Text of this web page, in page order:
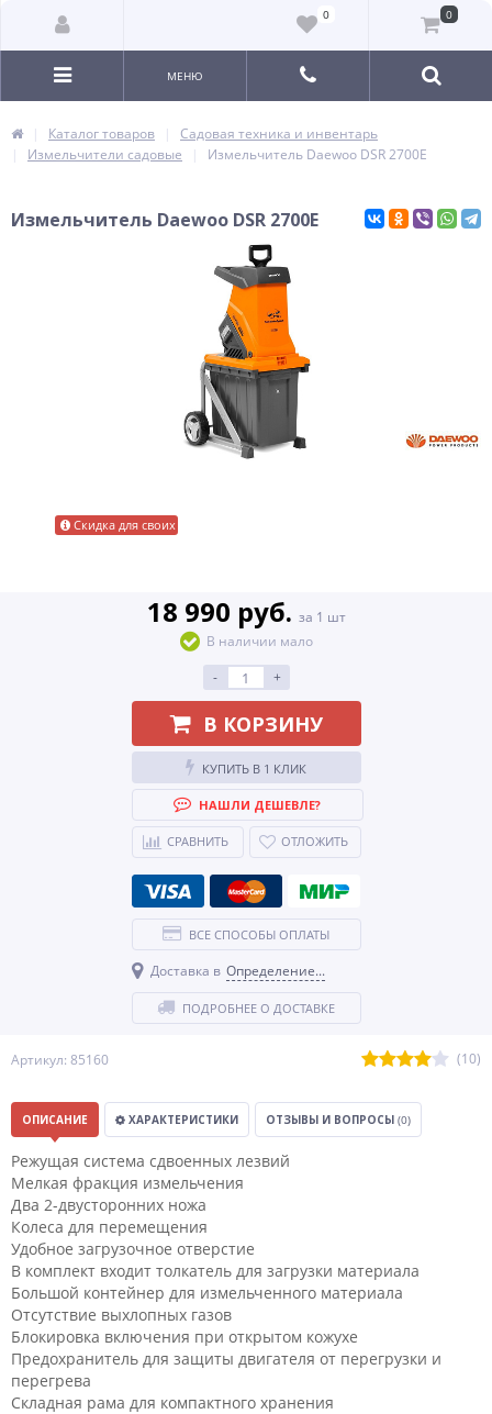
0 0
МЕНЮ
Каталог товаров
Садовая техника и инвентарь
Измельчители садовые
Измельчитель Daewoo DSR 2700E
Измельчитель Daewoo DSR 2700E
Артикул: 85160 (10)
Скидка для своих
18 990 руб. за 1 шт
В наличии мало
-
+
В КОРЗИНУ
КУПИТЬ В 1 КЛИК
НАШЛИ ДЕШЕВЛЕ?
СРАВНИТЬ ОТЛОЖИТЬ
ВСЕ СПОСОБЫ ОПЛАТЫ
Доставка в Определение...
ПОДРОБНЕЕ О ДОСТАВКЕ
ОПИСАНИЕ ХАРАКТЕРИСТИКИ ОТЗЫВЫ И ВОПРОСЫ (0)
Режущая система сдвоенных лезвий
Мелкая фракция измельчения
Два 2-двусторонних ножа
Колеса для перемещения
Удобное загрузочное отверстие
В комплект входит толкатель для загрузки материала
Большой контейнер для измельченного материала
Отсутствие выхлопных газов
Блокировка включения при открытом кожухе
Предохранитель для защиты двигателя от перегрузки и
перегрева
Складная рама для компактного хранения